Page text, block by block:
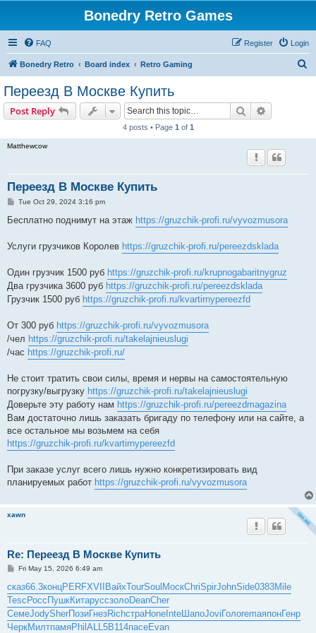
Bonedry Retro Games
FAQ Login
Register
Bonedry Retro Board index Retro Gaming
Переезд В Москве Купить
Post Reply Search
4 posts • Page 1 of 1
Matthewcow
Переезд В Москве Купить
P
s
Tue Oct 29, 2024 3:16 pm
Бесплатно поднимут на этаж https://gruzchik-profi.ru/vyvozmusora
Услуги грузчиков Королев https://gruzchik-profi.ru/pereezdsklada
Один грузчик 1500 руб https://gruzchik-profi.ru/krupnogabaritnygruz
Два грузчика 3600 руб https://gruzchik-profi.ru/pereezdsklada
Грузчик 1500 руб https://gruzchik-profi.ru/kvartirnypereezfd
От 300 руб https://gruzchik-profi.ru/vyvozmusora
/чел https://gruzchik-profi.ru/takelajnieuslugi
/час https://gruzchik-profi.ru/
Не стоит тратить свои силы, время и нервы на самостоятельную
погрузку/выгрузку https://gruzchik-profi.ru/takelajnieuslugi
Доверьте эту работу нам https://gruzchik-profi.ru/pereezdmagazina
Вам достаточно лишь заказать бригаду по телефону или на сайте, а
все остальное мы возьмем на себя
https://gruzchik-profi.ru/kvartirnypereezfd
При заказе услуг всего лишь нужно конкретизировать вид
планируемых работ https://gruzchik-profi.ru/vyvozmusora
xawn
Re: Переезд В Москве Купить
P
s
t
Fri May 15, 2026 6:49 am
сказ66.3концPERFXVIIВайхTourSoulМоскChriSpirJohnSide0383Mile
TescРоссПушкКитаруссзолоDeanCher
СемеJodySherПозиГнезRichстраHoneInteШапоJoviГолоremaяпонГенр
ЧеркМилтпамяPhilALL5B114пасеEvan